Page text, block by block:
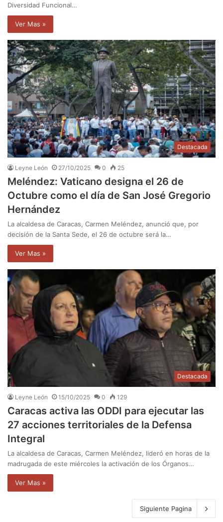
Diversidad Funcional…
Ver Mas »
Destacada
Leyne León 27/10/2025 0 25
Meléndez: Vaticano designa el 26 de
Octubre como el día de San José Gregorio
Hernández
La alcaldesa de Caracas, Carmen Meléndez, anunció que, por
decisión de la Santa Sede, el 26 de octubre será la…
Ver Mas »
Destacada
Leyne León 15/10/2025 0 129
Caracas activa las ODDI para ejecutar las
27 acciones territoriales de la Defensa
Integral
La alcaldesa de Caracas, Carmen Meléndez, lideró en horas de la
madrugada de este miércoles la activación de los Órganos…
Ver Mas »
Siguiente Pagina